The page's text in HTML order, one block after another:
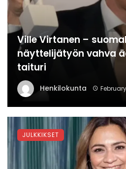
Ville Virtanen –
näyttelijätyön vahva
taituri
Henkilokunta
JULKKIKSET